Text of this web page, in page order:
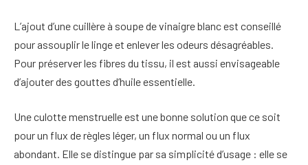
L’ajout d’une cuillère à soupe de vinaigre blanc est conseillé
pour assouplir le linge et enlever les odeurs désagréables.
Pour préserver les fibres du tissu, il est aussi envisageable
d’ajouter des gouttes d’huile essentielle.
Une culotte menstruelle est une bonne solution que ce soit
pour un flux de règles léger, un flux normal ou un flux
abondant. Elle se distingue par sa simplicité d’usage : elle se